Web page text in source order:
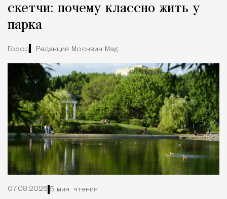
скетчи: почему классно жить у
парка
Город Редакция Москвич Mag
07.08.2026 5 мин. чтения